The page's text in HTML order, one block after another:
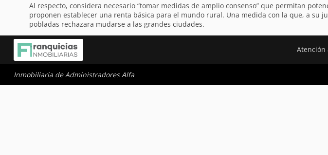
Al respecto, considera necesario “tomar medidas de amplio consenso” que permitan
proponen establecer una renta básica para el mundo rural. Una medida con la que, a su
pobladas rechazara mudarse a las grandes ciudades.
Atención
Inmobiliaria de Administradores Alfa